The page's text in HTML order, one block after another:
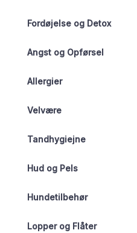
Fordøjelse og Detox
Angst og Opførsel
Allergier
Velvære
Tandhygiejne
Hud og Pels
Hundetilbehør
Lopper og Flåter